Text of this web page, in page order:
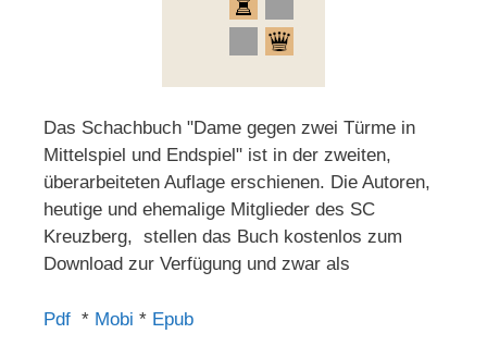
Das Schachbuch "Dame gegen zwei Türme in
Mittelspiel und Endspiel" ist in der zweiten,
überarbeiteten Auflage erschienen. Die Autoren,
heutige und ehemalige Mitglieder des SC
Kreuzberg, stellen das Buch kostenlos zum
Download zur Verfügung und zwar als
Pdf * Mobi * Epub